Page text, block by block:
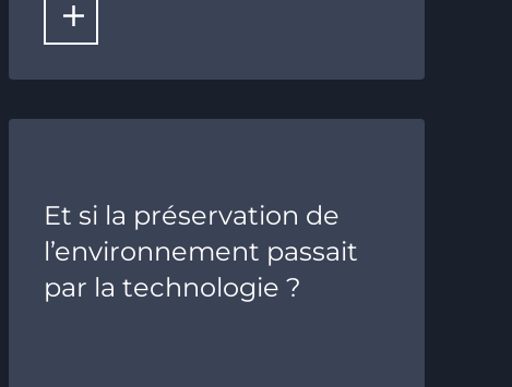
LIRE LA SUITE
Et si la préservation de
l’environnement passait
par la technologie ?